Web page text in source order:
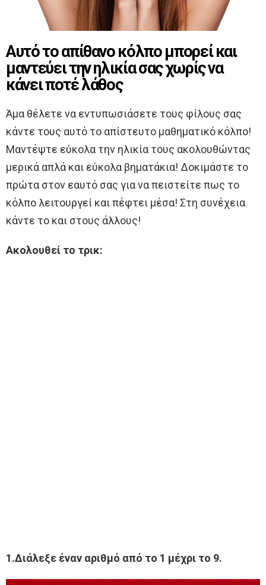
Αυτό το απίθανο κόλπο μπορεί και
μαντεύει την ηλικία σας χωρίς να
κάνει ποτέ λάθος
Άμα θέλετε να εντυπωσιάσετε τους φίλους σας
κάντε τους αυτό το απίστευτο μαθηματικό κόλπο!
Μαντέψτε εύκολα την ηλικία τους ακολουθώντας
μερικά απλά και εύκολα βηματάκια! Δοκιμάστε το
πρώτα στον εαυτό σας για να πειστείτε πως το
κόλπο λειτουργεί και πέφτει μέσα! Στη συνέχεια
κάντε το και στους άλλους!
Ακολουθεί το τρικ:
1.Διάλεξε έναν αριθμό από το 1 μέχρι το 9.